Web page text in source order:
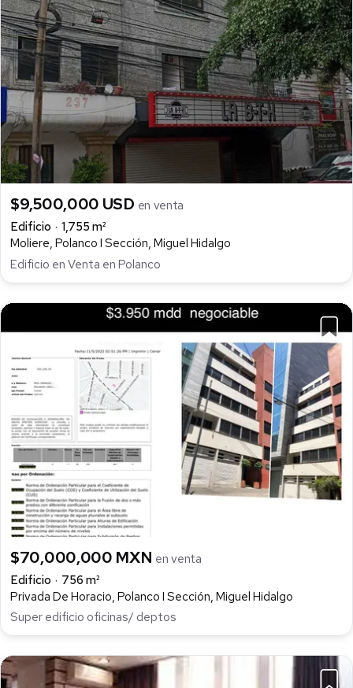
$9,500,000 USD en venta
Edificio
1,755 m²
Moliere, Polanco I Sección, Miguel Hidalgo
Edificio en Venta en Polanco
$70,000,000 MXN en venta
Edificio
756 m²
Privada De Horacio, Polanco I Sección, Miguel Hidalgo
Super edificio oficinas/ deptos